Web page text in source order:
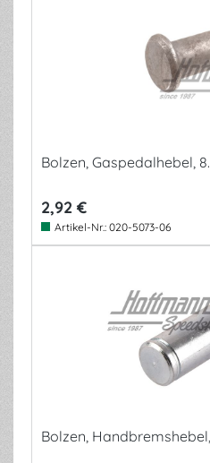
Bolzen, Gaspedalhebel,
2,92 €
Artikel-Nr.: 020-5073-06
Bolzen,